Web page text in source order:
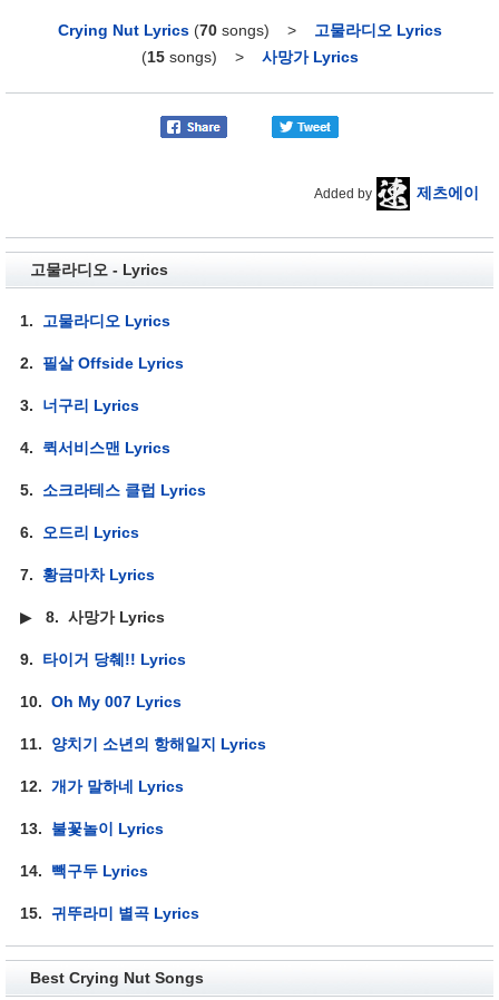
Crying Nut Lyrics (70songs) >
고물라디오 Lyrics
(15songs) > 사망가 Lyrics
Added by 제츠에이
고물라디오 - Lyrics
1. 고물라디오 Lyrics
2. 필살 Offside Lyrics
3. 너구리 Lyrics
4. 퀵서비스맨 Lyrics
5. 소크라테스 클럽 Lyrics
6. 오드리 Lyrics
7. 황금마차 Lyrics
▶8.사망가 Lyrics
9. 타이거 당췌!! Lyrics
10.Oh My 007 Lyrics
11. 양치기 소년의 항해일지 Lyrics
12.개가 말하네 Lyrics
13. 불꽃놀이 Lyrics
14. 빽구두 Lyrics
15.귀뚜라미 별곡 Lyrics
Best Crying Nut Songs